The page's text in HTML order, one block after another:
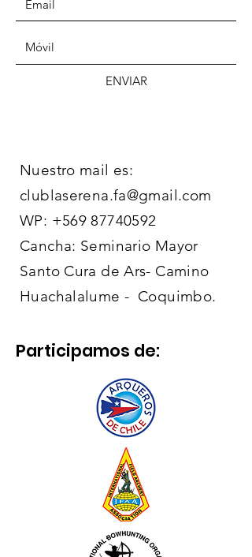
ENVIAR
Nuestro mail es:
clublaserena.fa@gmail.com
WP: +569 87740592
Cancha: Seminario Mayor
Santo Cura de Ars- Camino
Huachalalume - Coquimbo.
Participamos de: